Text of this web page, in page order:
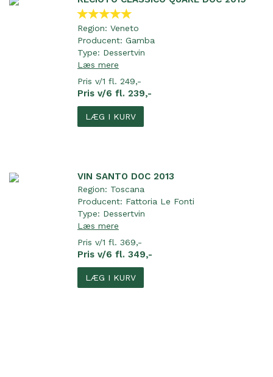
Region: Veneto
Producent: Gamba
Type: Dessertvin
Læs mere
Pris v/1 fl. 249,-
Pris v/6 fl. 239,-
LÆG I KURV
VIN SANTO DOC 2013
Region: Toscana
Producent: Fattoria Le Fonti
Type: Dessertvin
Læs mere
Pris v/1 fl. 369,-
Pris v/6 fl. 349,-
LÆG I KURV